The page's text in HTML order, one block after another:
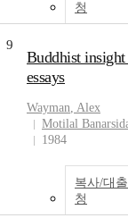
청
9
Buddhist
essays
Wayman, Alex
Motilal
1984
복사/대
청